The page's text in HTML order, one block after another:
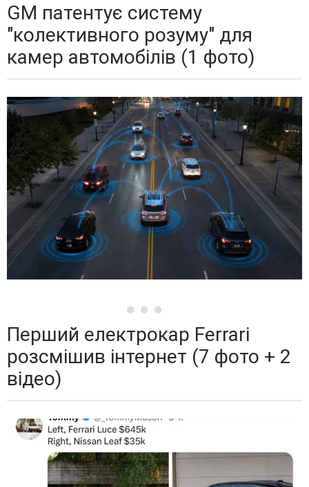
GM патентує систему
"колективного розуму" для
камер автомобілів (1 фото)
Перший електрокар Ferrari
розсмішив інтернет (7 фото + 2
відео)